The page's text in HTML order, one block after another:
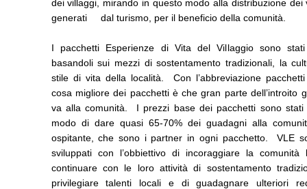
dei villaggi, mirando in questo modo alla distribuzione dei
generati dal turismo, per il beneficio della comunità.
I pacchetti Esperienze di Vita del Villaggio sono
basandoli sui mezzi di sostentamento tradizionali, la
stile di vita della località. Con l’abbreviazione
cosa migliore dei pacchetti è che gran parte dell’introito
va alla comunità. I prezzi base dei pacchetti sono stati
modo di dare quasi 65-70% dei guadagni alla
ospitante, che sono i partner in ogni pacchetto. VLE
sviluppati con l’obbiettivo di incoraggiare la comunità
continuare con le loro attività di sostentamento
privilegiare talenti locali e di guadagnare ulteriori